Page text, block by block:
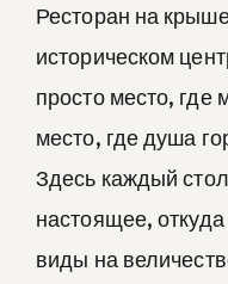
Ресторан на
историческом
просто место, где
место, где душа
Здесь каждый
настоящее,
виды на